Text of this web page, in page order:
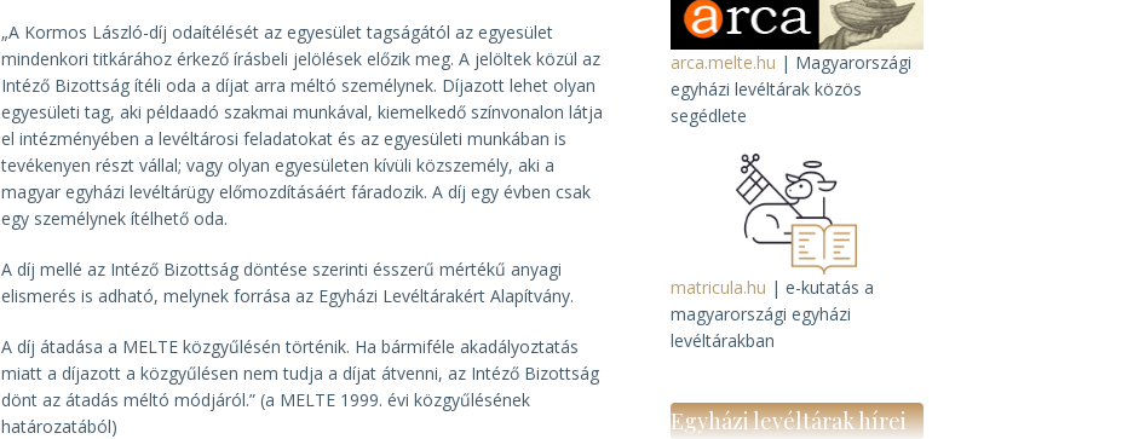
„A Kormos László-díj odaítélését az egyesület tagságától az egyesület
mindenkori titkárához érkező írásbeli jelölések előzik meg. A jelöltek közül az
Intéző Bizottság ítéli oda a díjat arra méltó személynek. Díjazott lehet olyan
egyesületi tag, aki példaadó szakmai munkával, kiemelkedő színvonalon látja
el intézményében a levéltárosi feladatokat és az egyesületi munkában is
tevékenyen részt vállal; vagy olyan egyesületen kívüli közszemély, aki a
magyar egyházi levéltárügy előmozdításáért fáradozik. A díj egy évben csak
egy személynek ítélhető oda.
A díj mellé az Intéző Bizottság döntése szerinti ésszerű mértékű anyagi
elismerés is adható, melynek forrása az Egyházi Levéltárakért Alapítvány.
A díj átadása a MELTE közgyűlésén történik. Ha bármiféle akadályoztatás
miatt a díjazott a közgyűlésen nem tudja a díjat átvenni, az Intéző Bizottság
dönt az átadás méltó módjáról.” (a MELTE 1999. évi közgyűlésének
határozatából)
arca.melte.hu | Magyarországi
egyházi levéltárak közös
segédlete
matricula.hu | e-kutatás a
magyarországi egyházi
levéltárakban
Egyházi levéltárak hírei